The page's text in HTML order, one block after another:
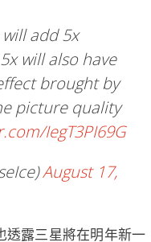
add 5x
will also have
brought by
picture quality
IegT3PI69G
August 17,
透露三星將在明年新一